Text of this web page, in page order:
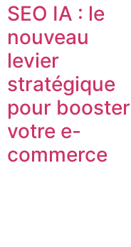
SEO IA : le
nouveau
levier
stratégique
pour booster
votre e-
commerce